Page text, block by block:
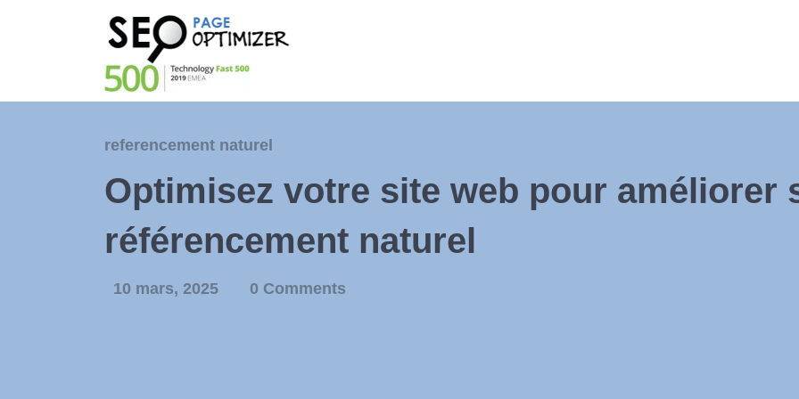
referencement naturel
Optimisez votre site web pour améliorer
référencement naturel
10 mars, 2025 0 Comments